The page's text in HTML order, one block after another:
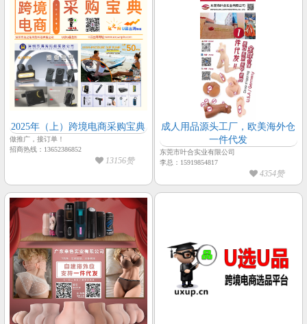
2025年（上）跨境电商采购宝典
做推广，接订单！
招商热线：13652386852
13156赞
成人用品源头工厂，欧美海外仓
一件代发
东莞市叶合实业有限公司
李总：15919854817
4354赞